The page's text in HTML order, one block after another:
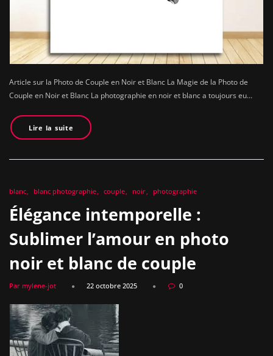
Article sur la Photo de Couple en Noir et Blanc La Magie de la Photo de
Couple en Noir et Blanc La photographie en noir et blanc a toujours eu…
Lire la suite
blanc blanc photographie couple noir photographie
Élégance intemporelle :
Sublimer l’amour en photo
noir et blanc de couple
Par mylene-jot 22 octobre 2025 0